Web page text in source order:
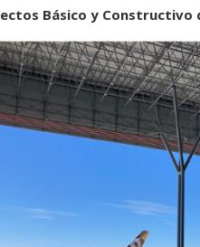
Básico y Constructivo